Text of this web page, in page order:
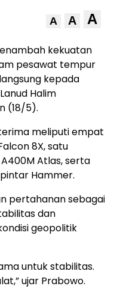
A A A
kekuatan
pesawat tempur
kepada
Halim
(18/5).
meliputi empat
8X, satu
Atlas, serta
Hammer.
pertahanan sebagai
dan
geopolitik
untuk stabilitas.
ujar Prabowo.